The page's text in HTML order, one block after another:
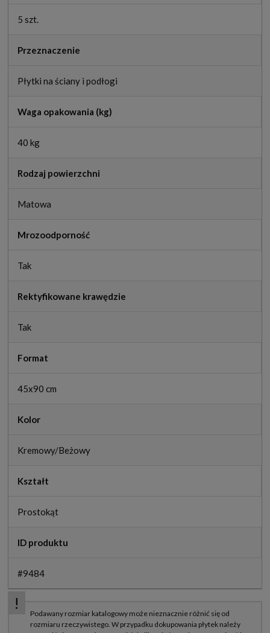
5 szt.
Przeznaczenie
Płytki na ściany i podłogi
Waga opakowania (kg)
40 kg
Rodzaj powierzchni
Matowa
Mrozoodporność
Tak
Rektyfikowane krawędzie
Tak
Format
45x90 cm
Kolor
Kremowy/Beżowy
Kształt
Prostokąt
ID produktu
#9484